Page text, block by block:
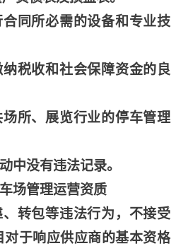
同所必需的设备和专业技
税收和社会保障资金的良
所、展览行业的停车管理
中没有违法记录。
场管理运营资质
转包等违法行为，不接受
对于响应供应商的基本资格